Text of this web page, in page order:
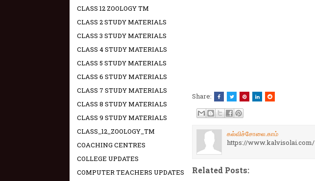
Share:
கல்விச்சோலை.காம்
https://www.kalvisolai.com/
Related Posts:
CLASS 12 ZOOLOGY TM
CLASS 2 STUDY MATERIALS
CLASS 3 STUDY MATERIALS
CLASS 4 STUDY MATERIALS
CLASS 5 STUDY MATERIALS
CLASS 6 STUDY MATERIALS
CLASS 7 STUDY MATERIALS
CLASS 8 STUDY MATERIALS
CLASS 9 STUDY MATERIALS
CLASS_12_ZOOLOGY_TM
COACHING CENTRES
COLLEGE UPDATES
COMPUTER TEACHERS UPDATES